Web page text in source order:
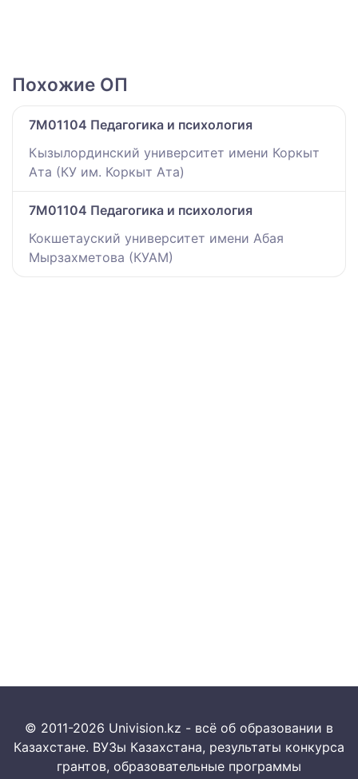
Похожие ОП
7M01104 Педагогика и психология
Кызылординский университет имени Коркыт
Ата (КУ им. Коркыт Ата)
7M01104 Педагогика и психология
Кокшетауский университет имени Абая
Мырзахметова (КУАМ)
© 2011-2026 Univision.kz - всё об образовании в
Казахстане. ВУЗы Казахстана, результаты конкурса
грантов, образовательные программы